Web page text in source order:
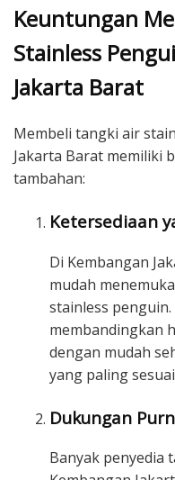
Keuntungan
Stainless
Jakarta Barat
Membeli tangki air
Jakarta Barat memiliki
tambahan:
Ketersediaan
Di Kembangan
mudah
stainless
membandingkan
dengan mudah
yang paling
Dukungan
Banyak penyedia